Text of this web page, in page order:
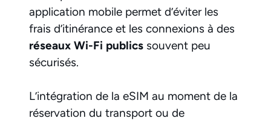
application mobile permet d’éviter les
frais d’itinérance et les connexions à des
réseaux Wi-Fi publics souvent peu
sécurisés.
L’intégration de la eSIM au moment de la
réservation du transport ou de